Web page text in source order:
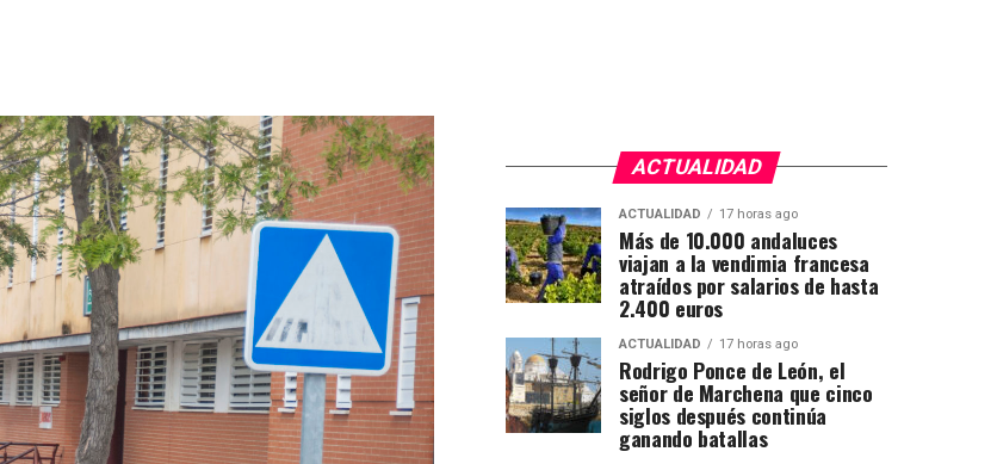
ACTUALIDAD
ACTUALIDAD 17 horas ago
Más de 10.000 andaluces
viajan a la vendimia francesa
atraídos por salarios de hasta
2.400 euros
ACTUALIDAD 17 horas ago
Rodrigo Ponce de León, el
señor de Marchena que cinco
siglos después continúa
ganando batallas